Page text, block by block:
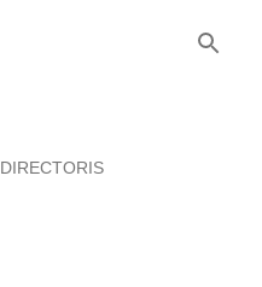
DIRECTORIS